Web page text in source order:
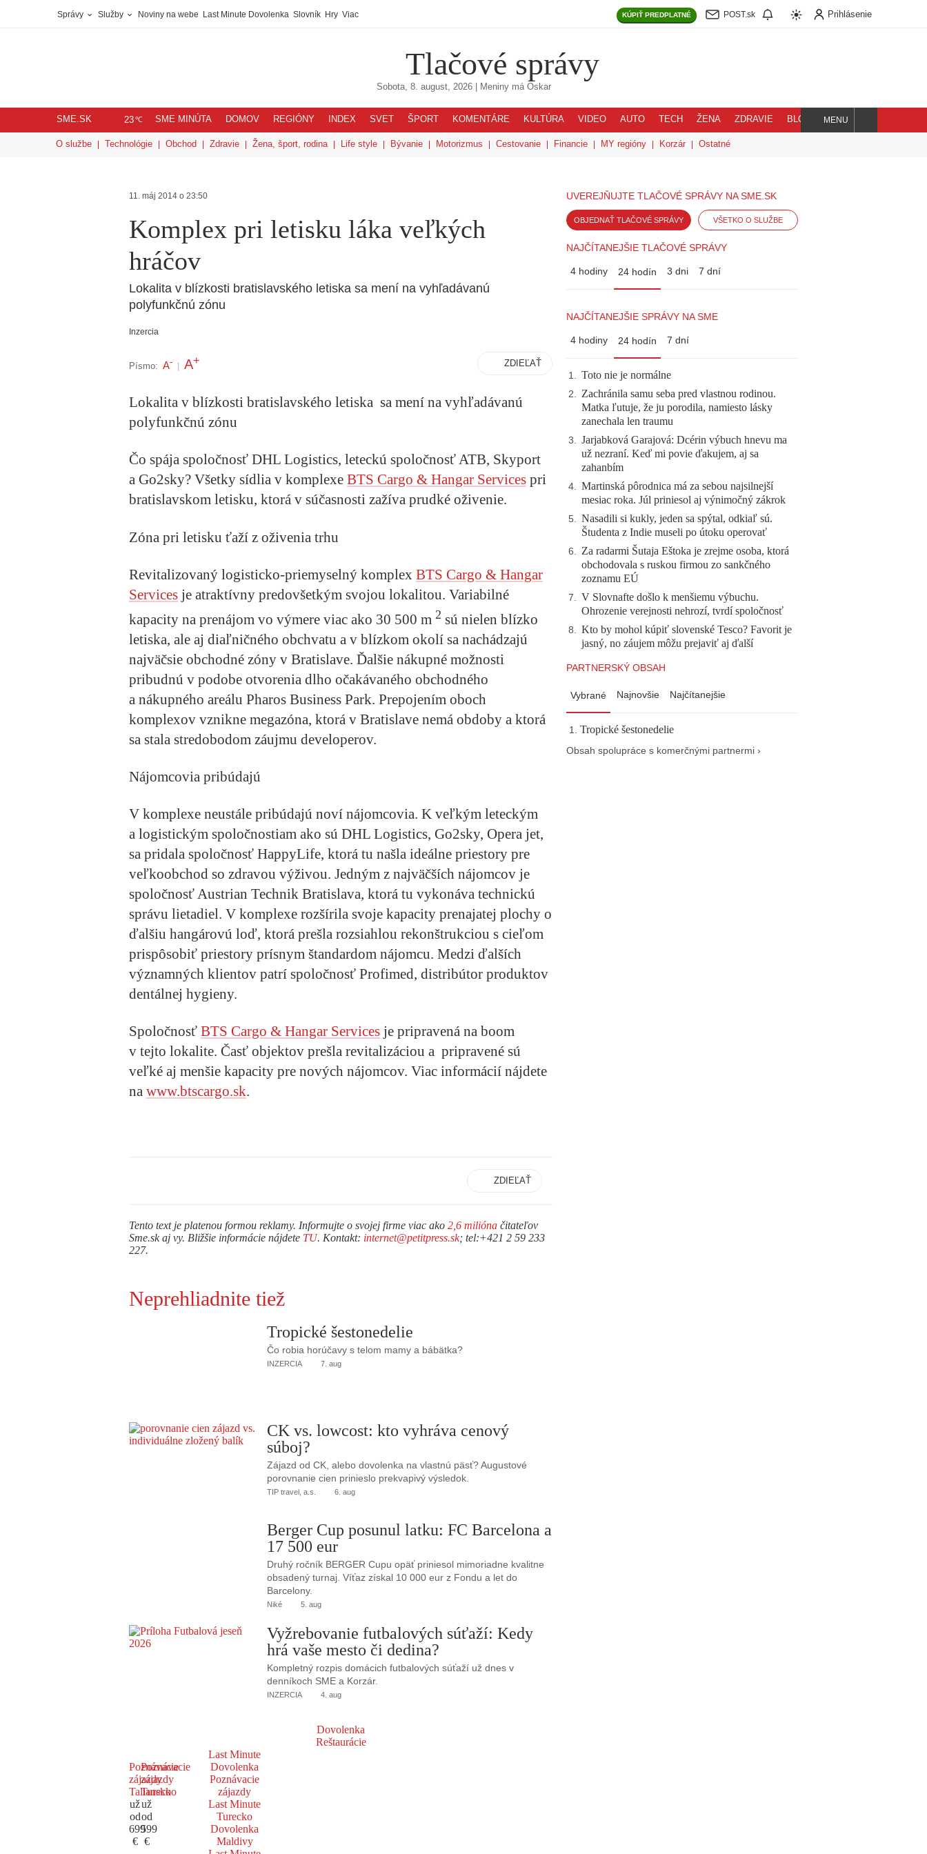
Správy Služby Noviny na webe Last Minute Dovolenka Slovník Hry Viac KÚPIŤ PREDPLATNÉ POST.sk Prihlásenie
Tlačové správy
Sobota, 8. august, 2026| Meniny má Oskar
SME.SK 23℃ SME MINÚTA DOMOV REGIÓNY INDEX SVET ŠPORT KOMENTÁRE KULTÚRA VIDEO AUTO TECH ŽENA ZDRAVIE BLOG
Hľadaj
MENU
O službe Technológie Obchod Zdravie Žena, šport, rodina Life style Bývanie Motorizmus Cestovanie Financie MY regióny Korzár Ostatné
11. máj 2014 o 23:50
Komplex pri letisku láka veľkých
hráčov
Lokalita v blízkosti bratislavského letiska sa mení na vyhľadávanú
polyfunkčnú zónu
Inzercia
Písmo: A- A+ ZDIEĽAŤ
Lokalita v blízkosti bratislavského letiska sa mení na vyhľadávanú
polyfunkčnú zónu
Čo spája spoločnosť DHL Logistics, leteckú spoločnosť ATB, Skyport
a Go2sky? Všetky sídlia v komplexe BTS Cargo & Hangar Services pri
bratislavskom letisku, ktorá v súčasnosti zažíva prudké oživenie.
Zóna pri letisku ťaží z oživenia trhu
Revitalizovaný logisticko-priemyselný komplex BTS Cargo & Hangar
Services je atraktívny predovšetkým svojou lokalitou. Variabilné
kapacity na prenájom vo výmere viac ako 30 500 m 2 sú nielen blízko
letiska, ale aj diaľničného obchvatu a v blízkom okolí sa nachádzajú
najväčsie obchodné zóny v Bratislave. Ďalšie nákupné možnosti
pribudnú v podobe otvorenia dlho očakávaného obchodného
a nákupného areálu Pharos Business Park. Prepojením oboch
komplexov vznikne megazóna, ktorá v Bratislave nemá obdoby a ktorá
sa stala stredobodom záujmu developerov.
Nájomcovia pribúdajú
V komplexe neustále pribúdajú noví nájomcovia. K veľkým leteckým
a logistickým spoločnostiam ako sú DHL Logistics, Go2sky, Opera jet,
sa pridala spoločnosť HappyLife, ktorá tu našla ideálne priestory pre
veľkoobchod so zdravou výživou. Jedným z najväčších nájomcov je
spoločnosť Austrian Technik Bratislava, ktorá tu vykonáva technickú
správu lietadiel. V komplexe rozšírila svoje kapacity prenajatej plochy o
ďalšiu hangárovú loď, ktorá prešla rozsiahlou rekonštrukciou s cieľom
prispôsobiť priestory prísnym štandardom nájomcu. Medzi ďalších
významných klientov patrí spoločnosť Profimed, distribútor produktov
dentálnej hygieny.
Spoločnosť BTS Cargo & Hangar Services je pripravená na boom
v tejto lokalite. Časť objektov prešla revitalizáciou a pripravené sú
veľké aj menšie kapacity pre nových nájomcov. Viac informácií nájdete
na www.btscargo.sk.
ZDIEĽAŤ
Tento text je platenou formou reklamy. Informujte o svojej firme viac ako 2,6 milióna čitateľov
Sme.sk aj vy. Bližšie informácie nájdete TU. Kontakt: internet@petitpress.sk; tel:+421 2 59 233
227.
UVEREJŇUJTE TLAČOVÉ SPRÁVY NA SME.SK
OBJEDNAŤ TLAČOVÉ SPRÁVY VŠETKO O SLUŽBE
NAJČÍTANEJŠIE TLAČOVÉ SPRÁVY
4 hodiny 24 hodín 3 dni 7 dní
NAJČÍTANEJŠIE SPRÁVY NA SME
4 hodiny 24 hodín 7 dní
1. Toto nie je normálne
2. Zachránila samu seba pred vlastnou rodinou.
Matka ľutuje, že ju porodila, namiesto lásky
zanechala len traumu
3. Jarjabková Garajová: Dcérin výbuch hnevu ma
už nezraní. Keď mi povie ďakujem, aj sa
zahanbím
4. Martinská pôrodnica má za sebou najsilnejší
mesiac roka. Júl priniesol aj výnimočný zákrok
5. Nasadili si kukly, jeden sa spýtal, odkiaľ sú.
Študenta z Indie museli po útoku operovať
6. Za radarmi Šutaja Eštoka je zrejme osoba, ktorá
obchodovala s ruskou firmou zo sankčného
zoznamu EÚ
7. V Slovnafte došlo k menšiemu výbuchu.
Ohrozenie verejnosti nehrozí, tvrdí spoločnosť
8. Kto by mohol kúpiť slovenské Tesco? Favorit je
jasný, no záujem môžu prejaviť aj ďalší
PARTNERSKÝ OBSAH
Vybrané Najnovšie Najčítanejšie
Tropické šestonedelie
Obsah spolupráce s komerčnými partnermi ›
Neprehliadnite tiež
Tropické šestonedelie
Čo robia horúčavy s telom mamy a bábätka?
INZERCIA 7. aug
CK vs. lowcost: kto vyhráva cenový
súboj?
Zájazd od CK, alebo dovolenka na vlastnú päsť? Augustové
porovnanie cien prinieslo prekvapivý výsledok.
TIP travel, a.s. 6. aug
Berger Cup posunul latku: FC Barcelona a
17 500 eur
Druhý ročník BERGER Cupu opäť priniesol mimoriadne kvalitne
obsadený turnaj. Víťaz získal 10 000 eur z Fondu a let do
Barcelony.
Niké 5. aug
Vyžrebovanie futbalových súťaží: Kedy
hrá vaše mesto či dedina?
Kompletný rozpis domácich futbalových súťaží už dnes v
denníkoch SME a Korzár.
INZERCIA 4. aug
Dovolenka
Reštaurácie
Poznávacie
zájazdy
Taliansko
už
od
699
€
Poznávacie
zájazdy
Turecko
už
od
599
€
Last Minute
Dovolenka
Poznávacie
zájazdy
Last Minute
Turecko
Dovolenka
Maldivy